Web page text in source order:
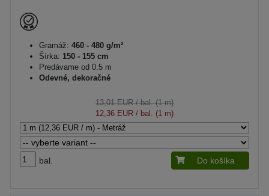
Gramáž: 460 - 480 g/m²
Šírka: 150 - 155 cm
Predávame od 0.5 m
Odevné, dekoračné
13,01 EUR/ bal. (1 m)
12,36 EUR / bal. (1 m)
bal. Do košíka